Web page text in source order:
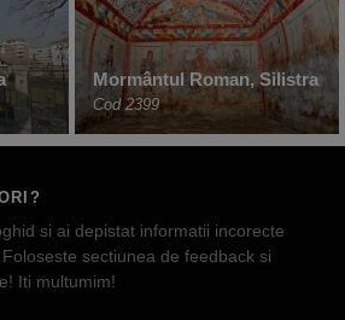
Mormântul Roman, Silistra
Cod 2399
si ai depistat informatii incorecte
sectiunea de feedback si
Iti multumim!